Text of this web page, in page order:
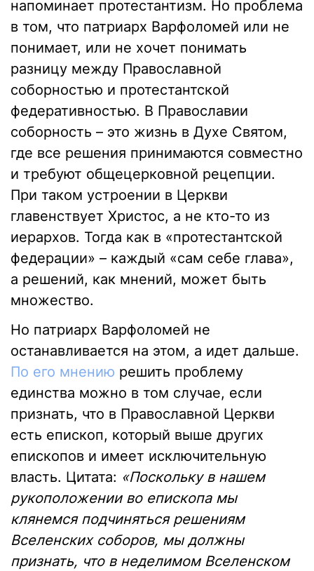
напоминает протестантизм. Но проблема
в том, что патриарх Варфоломей или не
понимает, или не хочет понимать
разницу между Православной
соборностью и протестантской
федеративностью. В Православии
соборность – это жизнь в Духе Святом,
где все решения принимаются совместно
и требуют общецерковной рецепции.
При таком устроении в Церкви
главенствует Христос, а не кто-то из
иерархов. Тогда как в «протестантской
федерации» – каждый «сам себе глава»,
а решений, как мнений, может быть
множество.
Но патриарх Варфоломей не
останавливается на этом, а идет дальше.
По его мнению решить проблему
единства можно в том случае, если
признать, что в Православной Церкви
есть епископ, который выше других
епископов и имеет исключительную
власть. Цитата: «Поскольку в нашем
рукоположении во епископа мы
клянемся подчиняться решениям
Вселенских соборов, мы должны
признать, что в неделимом Вселенском